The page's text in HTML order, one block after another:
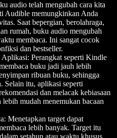
audio telah mengubah cara kita
Audible memungkinkan Anda
Saat bepergian, berolahraga,
rumah, buku audio mengubah
membaca. Ini sangat cocok
dan bestseller.
Aplikasi: Perangkat seperti Kindle
buku jadi jauh lebih
ribuan buku, sehingga
Selain itu, aplikasi seperti
dan melacak kebiasaan
mudah menemukan bacaan
: Menetapkan target dapat
lebih banyak. Target itu